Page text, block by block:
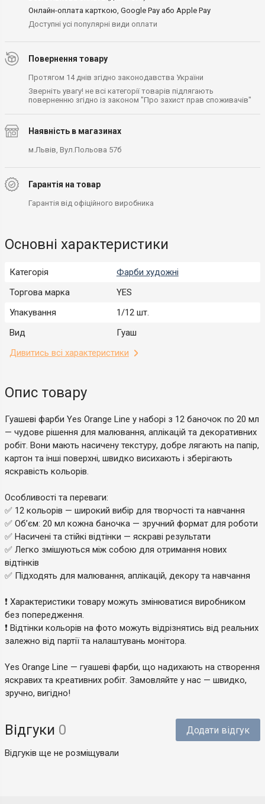
Онлайн-оплата карткою, Google Pay або Apple Pay
Доступні усі популярні види оплати
Повернення товару
Протягом 14 днів згідно законодавства України
Зверніть увагу! не всі категорії товарів підлягають
поверненню згідно із законом "Про захист прав споживачів"
Наявність в магазинах
м.Львів, Вул.Польова 57б
Гарантія на товар
Гарантія від офіційного виробника
Основні характеристики
Категорія
Фарби художні
Торгова марка
YES
Упакування
1/12 шт.
Вид
Гуаш
Дивитись всі характеристики
Опис товару
Гуашеві фарби Yes Orange Line у наборі з 12 баночок по 20 мл
— чудове рішення для малювання, аплікацій та декоративних
робіт. Вони мають насичену текстуру, добре лягають на папір,
картон та інші поверхні, швидко висихають і зберігають
яскравість кольорів.
Особливості та переваги:
✅ 12 кольорів — широкий вибір для творчості та навчання
✅ Об’єм: 20 мл кожна баночка — зручний формат для роботи
✅ Насичені та стійкі відтінки — яскраві результати
✅ Легко змішуються між собою для отримання нових
відтінків
✅ Підходять для малювання, аплікацій, декору та навчання
❗ Характеристики товару можуть змінюватися виробником
без попередження.
❗ Відтінки кольорів на фото можуть відрізнятись від реальних
залежно від партії та налаштувань монітора.
Yes Orange Line — гуашеві фарби, що надихають на створення
яскравих та креативних робіт. Замовляйте у нас — швидко,
зручно, вигідно!
Відгуки 0 Додати відгук
Відгуків ще не розміщували